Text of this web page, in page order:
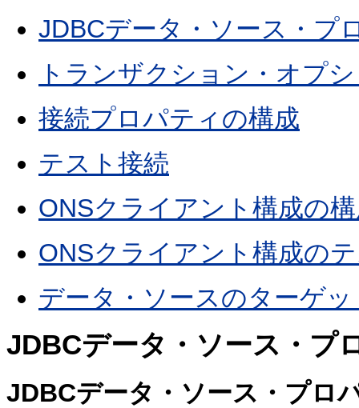
JDBCデータ・ソース・プ
トランザクション・オプ
接続プロパティの構成
テスト接続
ONSクライアント構成の
ONSクライアント構成の
データ・ソースのターゲ
JDBCデータ・ソース・プ
JDBCデータ・ソース・プロ